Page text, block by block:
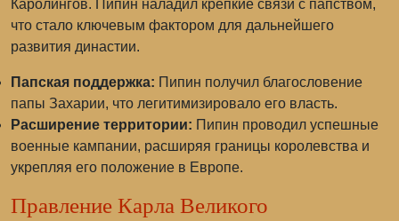
Каролингов. Пипин наладил крепкие связи с папством,
что стало ключевым фактором для дальнейшего
развития династии.
Папская поддержка: Пипин получил благословение
папы Захарии, что легитимизировало его власть.
Расширение территории: Пипин проводил успешные
военные кампании, расширяя границы королевства и
укрепляя его положение в Европе.
Правление Карла Великого